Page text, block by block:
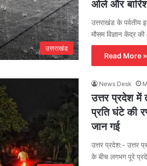
उत्तराखंड
ओले और
उत्तराखंड के पर्वतीय
मौसम विज्ञान केंद्र
Read More »
News Desk
उत्तर प्रदेश में
प्रति घंटे की
जान गई
उत्तर प्रदेश:- उत्तर
के बीच लगभग पूरे